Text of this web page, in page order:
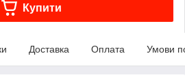
Купити
Доставка Оплата Умови